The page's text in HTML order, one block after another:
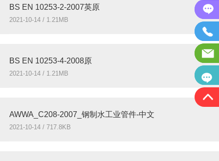
BS EN 10253-2-2007英原
2021-10-14 / 1.21MB
BS EN 10253-4-2008原
2021-10-14 / 1.21MB
AWWA_C208-2007_钢制水工业管件-中文
2021-10-14 / 717.8KB